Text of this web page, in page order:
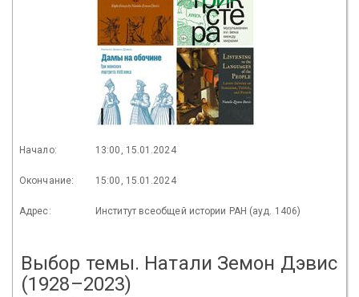
Начало: 13:00, 15.01.2024
Окончание: 15:00, 15.01.2024
Адрес: Институт всеобщей истории РАН (ауд. 1406)
Выбор темы. Натали Земон Дэвис
(1928–2023)